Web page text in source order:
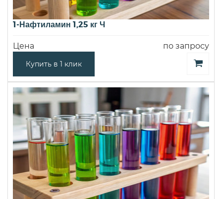
1-Нафтиламин 1,25 кг Ч
Цена по запросу
Купить в 1 клик